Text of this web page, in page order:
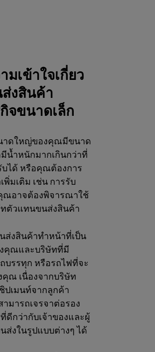
มเข้าใจเกี่ยว
งสินค้า
จขนาดเล็ก
าดใหญ่ของคุณมีขนาด
น้ำหนักมากเกินกว่าที่
ได้ หรือคุณต้องการ
พิ่มเติม เช่น การรับ
ณอาจต้องพิจารณาใช้
ตัวแทนขนส่งสินค้า
งสินค้าทำหน้าที่เป็น
คุณและบริษัทที่มี
ถบรรทุก หรือรถไฟที่จะ
ณ เนื่องจากบริษัท
ปเมนท์จากลูกค้า
มารถเจรจาต่อรอง
ดีกว่ากับเจ้าของและผู้
ส่งในรูปแบบต่างๆ ได้